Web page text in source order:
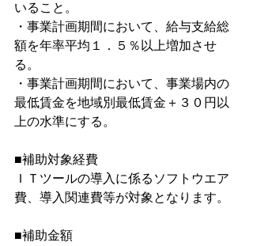
いること。
・事業計画期間において、給与支給総
額を年率平均１．５％以上増加させ
る。
・事業計画期間において、事業場内の
最低賃金を地域別最低賃金＋３０円以
上の水準にする。
■補助対象経費
ＩＴツールの導入に係るソフトウエア
費、導入関連費等が対象となります。
■補助金額